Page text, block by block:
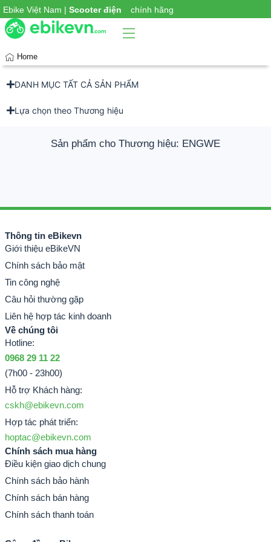
Ebike Việt Nam | Scooter điện chính hãng
Home
DANH MỤC TẤT CẢ SẢN PHẨM
Lựa chọn theo Thương hiệu
Sản phẩm cho Thương hiệu: ENGWE
Thông tin eBikevn
Giới thiệu eBikeVN
Chính sách bảo mật
Tin công nghệ
Câu hỏi thường gặp
Liên hệ hợp tác kinh doanh
Về chúng tôi
Hotline:
0968 29 11 22
(7h00 - 23h00)
Hỗ trợ Khách hàng:
cskh@ebikevn.com
Hợp tác phát triển:
hoptac@ebikevn.com
Chính sách mua hàng
Điều kiện giao dịch chung
Chính sách bảo hành
Chính sách bán hàng
Chính sách thanh toán